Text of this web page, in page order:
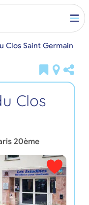
Clos Saint Germain
Clos
20ème